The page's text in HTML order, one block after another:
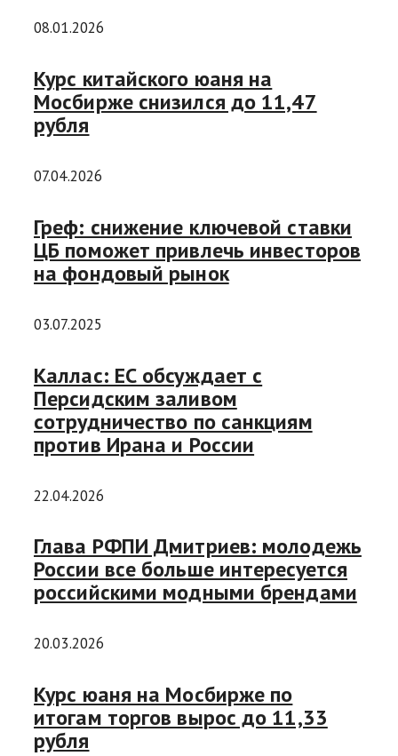
08.01.2026
Курс китайского юаня на
Мосбирже снизился до 11,47
рубля
07.04.2026
Греф: снижение ключевой ставки
ЦБ поможет привлечь инвесторов
на фондовый рынок
03.07.2025
Каллас: ЕС обсуждает с
Персидским заливом
сотрудничество по санкциям
против Ирана и России
22.04.2026
Глава РФПИ Дмитриев: молодежь
России все больше интересуется
российскими модными брендами
20.03.2026
Курс юаня на Мосбирже по
итогам торгов вырос до 11,33
рубля